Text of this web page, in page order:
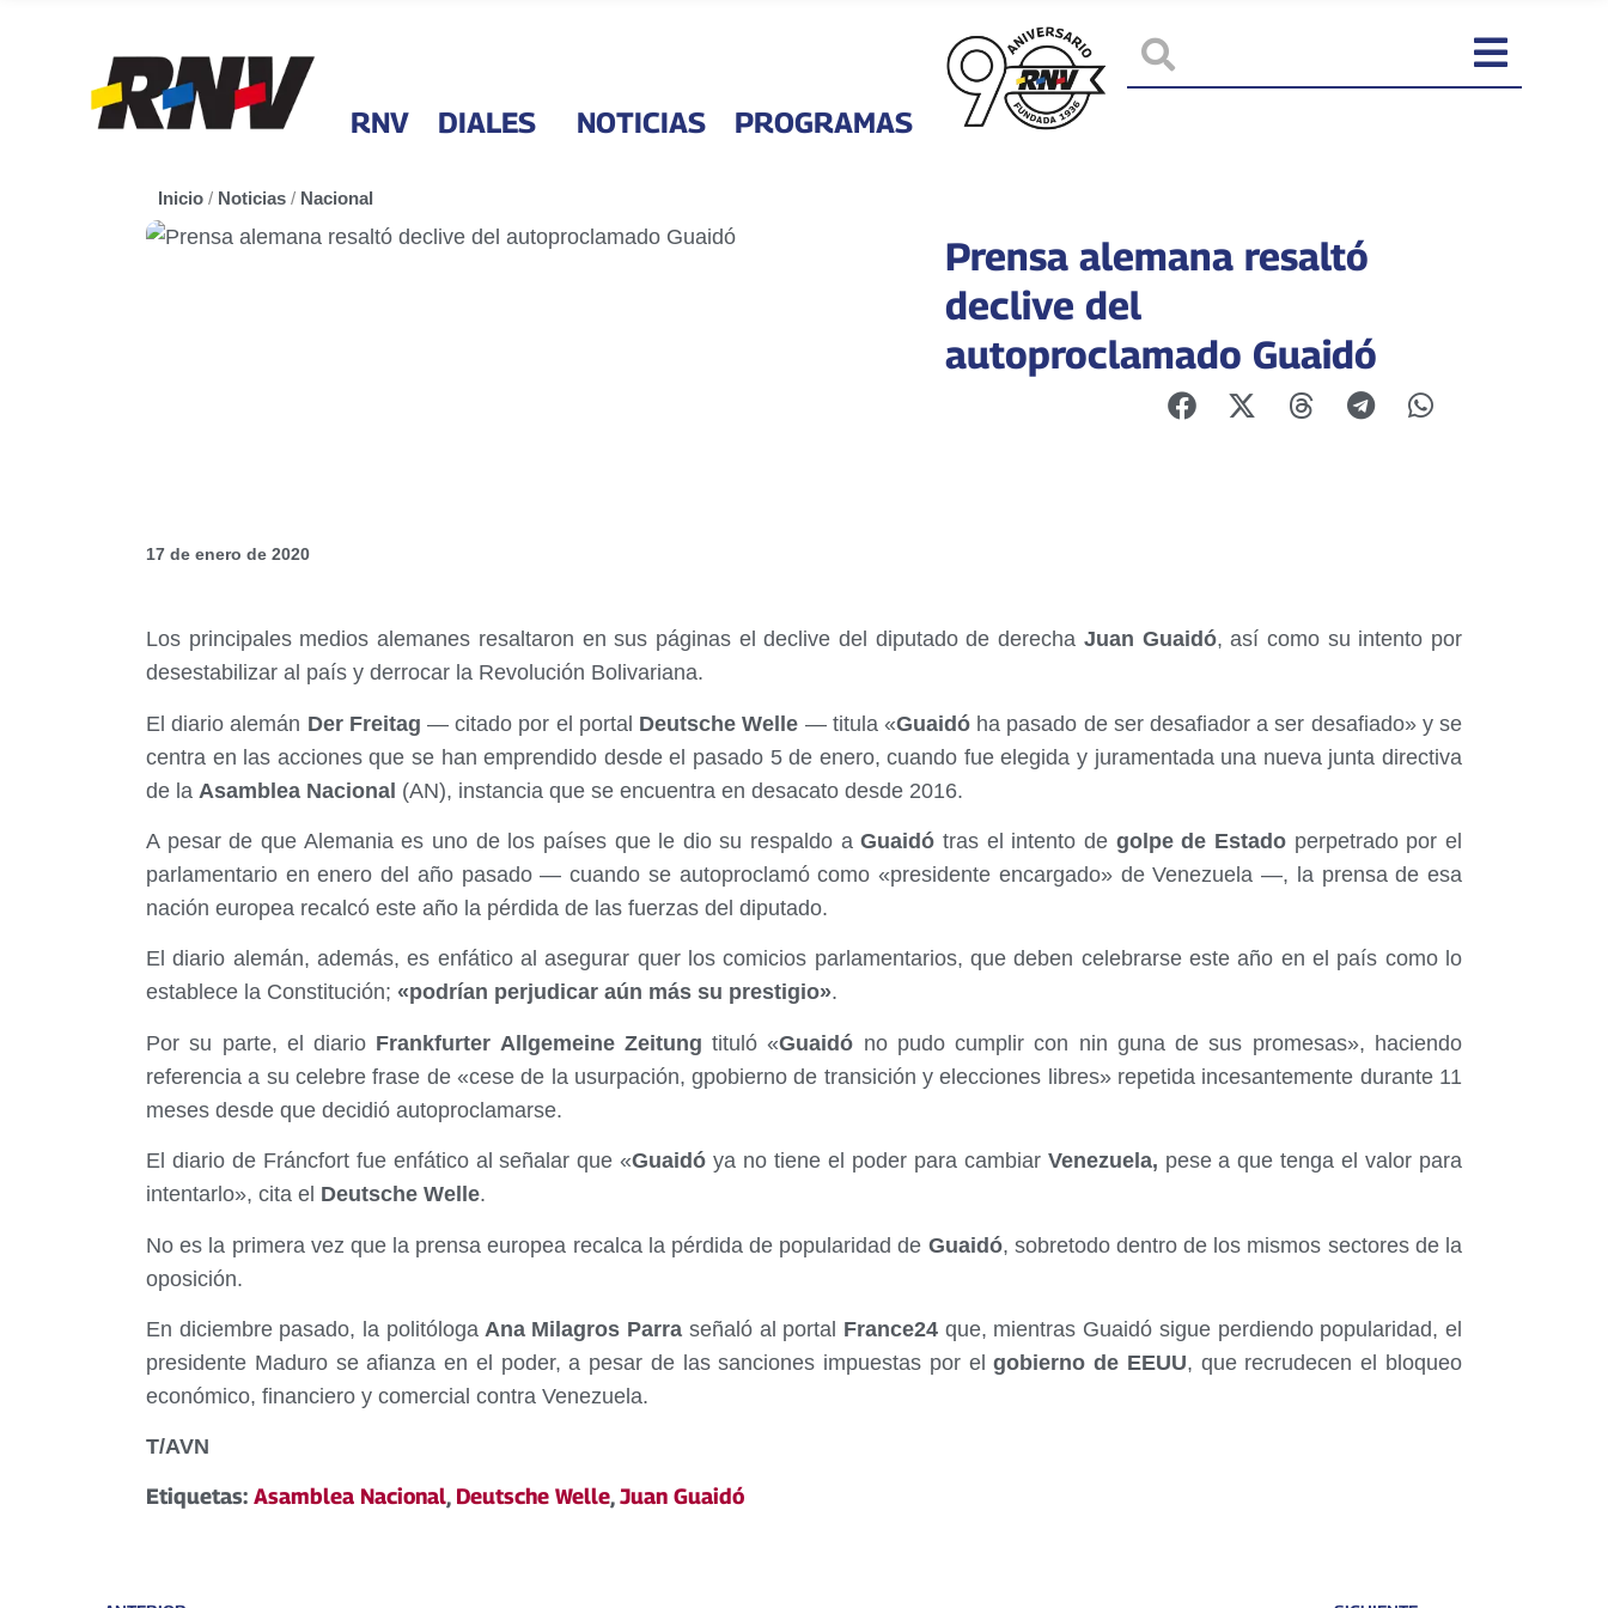
RNV DIALES NOTICIAS PROGRAMAS
Inicio / Noticias / Nacional
Prensa alemana resaltó
declive del
autoproclamado Guaidó
17 de enero de 2020
Los principales medios alemanes resaltaron en sus páginas el declive del diputado de derecha Juan Guaidó, así como su intento por
desestabilizar al país y derrocar la Revolución Bolivariana.
El diario alemán Der Freitag — citado por el portal Deutsche Welle — titula «Guaidóha pasado de ser desafiador a ser desafiado» y se
centra en las acciones que se han emprendido desde el pasado 5 de enero, cuando fue elegida y juramentada una nueva junta directiva
de la Asamblea Nacional (AN), instancia que se encuentra en desacato desde 2016.
A pesar de que Alemania es uno de los países que le dio su respaldo aGuaidó tras el intento de golpe de Estado perpetrado por el
parlamentario en enero del año pasado — cuando se autoproclamó como «presidente encargado» de Venezuela —, la prensa de esa
nación europea recalcó este año la pérdida de las fuerzas del diputado.
El diario alemán, además, es enfático al asegurar quer los comicios parlamentarios, que deben celebrarse este año en el país como lo
establece la Constitución; «podrían perjudicar aún más su prestigio».
Por su parte, el diario Frankfurter Allgemeine Zeitung tituló «Guaidó no pudo cumplir con nin guna de sus promesas», haciendo
referencia a su celebre frase de «cese de la usurpación, gpobierno de transición y elecciones libres» repetida incesantemente durante 11
meses desde que decidió autoproclamarse.
El diario de Fráncfort fue enfático al señalar que «Guaidó ya no tiene el poder para cambiar Venezuela, pese a que tenga el valor para
intentarlo», cita el Deutsche Welle.
No es la primera vez que la prensa europea recalca la pérdida de popularidad de Guaidó, sobretodo dentro de los mismos sectores de la
oposición.
En diciembre pasado, la politólogaAna Milagros Parra señaló al portal France24que, mientras Guaidó sigue perdiendo popularidad, el
presidente Maduro se afianza en el poder, a pesar de las sanciones impuestas por elgobierno de EEUU, que recrudecen el bloqueo
económico, financiero y comercial contra Venezuela.
T/AVN
Etiquetas: Asamblea Nacional, Deutsche Welle,Juan Guaidó